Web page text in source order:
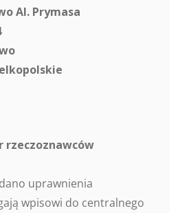
Al. Prymasa
uprawnienia
wpisowi do centralnego